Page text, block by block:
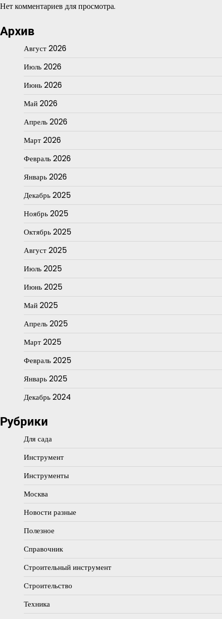
Нет комментариев для просмотра.
Архив
Август 2026
Июль 2026
Июнь 2026
Май 2026
Апрель 2026
Март 2026
Февраль 2026
Январь 2026
Декабрь 2025
Ноябрь 2025
Октябрь 2025
Август 2025
Июль 2025
Июнь 2025
Май 2025
Апрель 2025
Март 2025
Февраль 2025
Январь 2025
Декабрь 2024
Рубрики
Для сада
Инструмент
Инструменты
Москва
Новости разные
Полезное
Справочник
Строительный инструмент
Строительство
Техника